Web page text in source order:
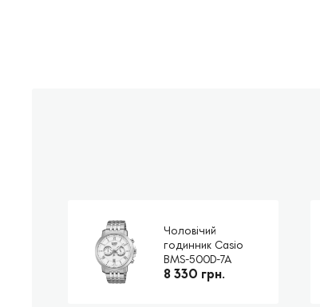
Чоловічий
годинник Casio
BMS-500D-7A
8 330 грн.